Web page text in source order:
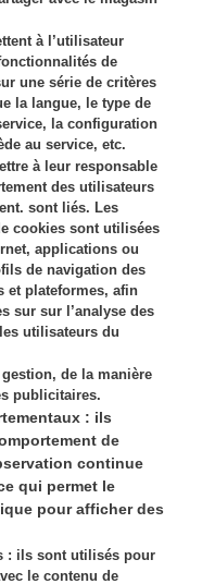
à l’utilisateur
de
une série de critères
la langue, le type de
la configuration
au service, etc.
à leur responsable
des utilisateurs
sont liés. Les
cookies sont utilisées
applications ou
de navigation des
et plateformes, afin
sur sur l’analyse des
utilisateurs du
de la manière
publicitaires.
: ils
de
continue
qui permet le
pour afficher des
: ils sont utilisés pour
le contenu de